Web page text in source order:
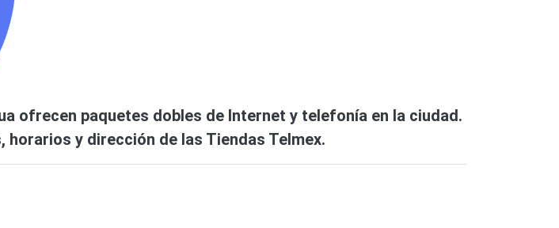
ofrecen paquetes dobles de Internet y telefonía en la ciudad.
y dirección de las Tiendas Telmex.